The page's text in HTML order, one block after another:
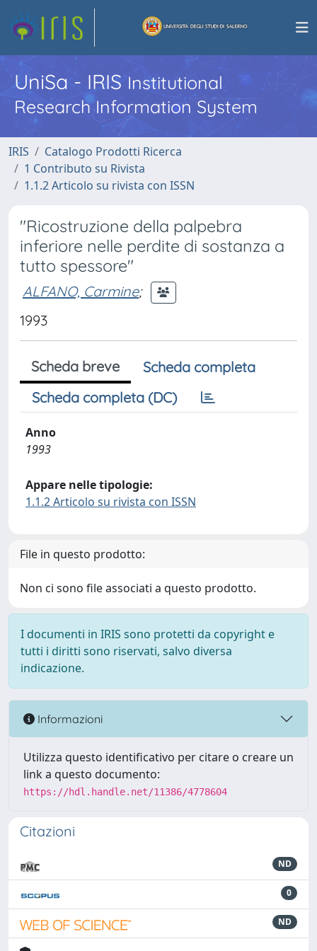
UniSa - IRISInstitutional
Research Information System
IRIS
Catalogo Prodotti Ricerca
1 Contributo su Rivista
1.1.2 Articolo su rivista con ISSN
"Ricostruzione della palpebra
inferiore nelle perdite di sostanza a
tutto spessore"
ALFANO, Carmine;
1993
Scheda breve
Scheda completa
Scheda completa (DC)
Anno
1993
Appare nelle tipologie:
1.1.2 Articolo su rivista con ISSN
File in questo prodotto:
Non ci sono file associati a questo prodotto.
I documenti in IRIS sono protetti da copyright e
tutti i diritti sono riservati, salvo diversa
indicazione.
Informazioni
Utilizza questo identificativo per citare o creare un
link a questo documento:
https://hdl.handle.net/11386/4778604
Citazioni
ND
0
ND